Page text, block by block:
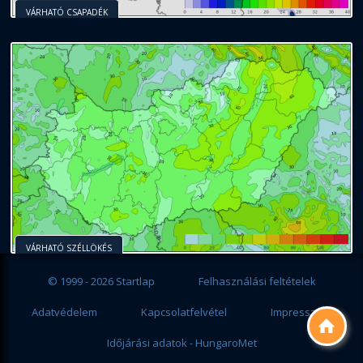

VÁRHATÓ CSAPADÉK
VÁRHATÓ SZÉLLÖKÉS
© 1999 - 2026 Startlap Felhasználási feltételek
Adatvédelem Kapcsolatfelvétel Impresszum
Időjárási adatok - HungaroMet